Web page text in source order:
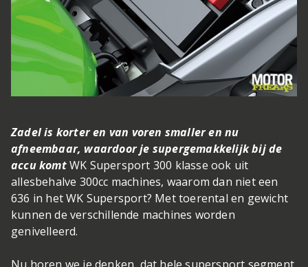
Zadel is korter en van voren smaller en nu
afneembaar, waardoor je supergemakkelijk bij de
accu komtWK Supersport 300 klasse ook uit
allesbehalve 300cc machines, waarom dan niet een
636 in het WK Supersport? Met toerental en gewicht
kunnen de verschillende machines worden
genivelleerd.